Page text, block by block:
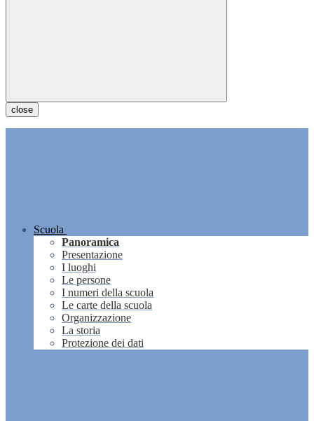
close
Scuola
Panoramica
Presentazione
I luoghi
Le persone
I numeri della scuola
Le carte della scuola
Organizzazione
La storia
Protezione dei dati